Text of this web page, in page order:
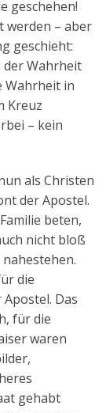
geschehen!
werden – aber
geschieht:
der Wahrheit
Wahrheit in
Kreuz
– kein
als Christen
der Apostel.
beten,
nicht bloß
die
Das
für die
waren
gehabt